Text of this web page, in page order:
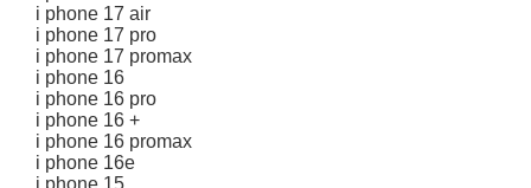
i phone 17 air
i phone 17 pro
i phone 17 promax
i phone 16
i phone 16 pro
i phone 16 +
i phone 16 promax
i phone 16e
i phone 15